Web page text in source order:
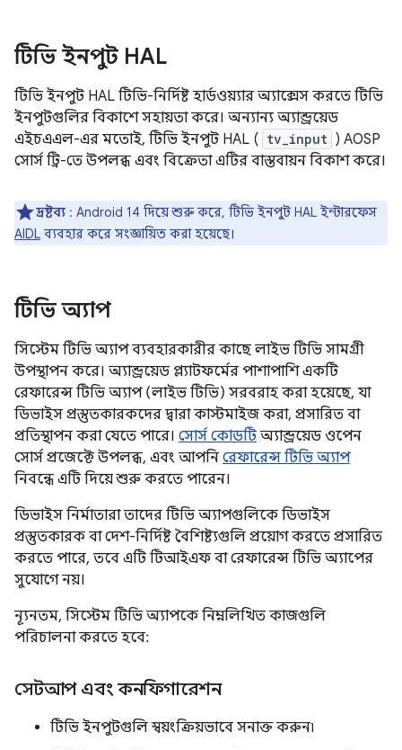
টিভি ইনপুট HAL
টিভি ইনপুট HAL টিভি-নির্দিষ্ট হার্ডওয়্যার অ্যাক্সেস করতে টিভি
ইনপুটগুলির বিকাশে সহায়তা করে। অন্যান্য অ্যান্ড্রয়েড
এইচএএল-এর মতোই, টিভি ইনপুট HAL ( tv_input ) AOSP
সোর্স ট্রি-তে উপলব্ধ এবং বিক্রেতা এটির বাস্তবায়ন বিকাশ করে।
দ্রষ্টব্য : Android 14 দিয়ে শুরু করে, টিভি ইনপুট HAL ইন্টারফেস
AIDL ব্যবহার করে সংজ্ঞায়িত করা হয়েছে।
টিভি অ্যাপ
সিস্টেম টিভি অ্যাপ ব্যবহারকারীর কাছে লাইভ টিভি সামগ্রী
উপস্থাপন করে। অ্যান্ড্রয়েড প্ল্যাটফর্মের পাশাপাশি একটি
রেফারেন্স টিভি অ্যাপ (লাইভ টিভি) সরবরাহ করা হয়েছে, যা
ডিভাইস প্রস্তুতকারকদের দ্বারা কাস্টমাইজ করা, প্রসারিত বা
প্রতিস্থাপন করা যেতে পারে। সোর্স কোডটি অ্যান্ড্রয়েড ওপেন
সোর্স প্রজেক্টে উপলব্ধ, এবং আপনি রেফারেন্স টিভি অ্যাপ
নিবন্ধে এটি দিয়ে শুরু করতে পারেন।
ডিভাইস নির্মাতারা তাদের টিভি অ্যাপগুলিকে ডিভাইস
প্রস্তুতকারক বা দেশ-নির্দিষ্ট বৈশিষ্ট্যগুলি প্রয়োগ করতে প্রসারিত
করতে পারে, তবে এটি টিআইএফ বা রেফারেন্স টিভি অ্যাপের
সুযোগে নয়।
ন্যূনতম, সিস্টেম টিভি অ্যাপকে নিম্নলিখিত কাজগুলি
পরিচালনা করতে হবে:
সেটআপ এবং কনফিগারেশন
টিভি ইনপুটগুলি স্বয়ংক্রিয়ভাবে সনাক্ত করুন৷